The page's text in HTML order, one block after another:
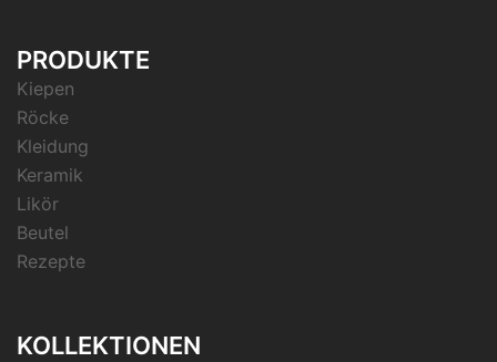
PRODUKTE
Kiepen
Röcke
Kleidung
Keramik
Likör
Beutel
Rezepte
KOLLEKTIONEN